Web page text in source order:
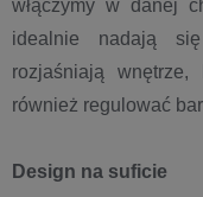
włączymy w danej
idealnie nadają
rozjaśniają
również regulować
Design na suficie